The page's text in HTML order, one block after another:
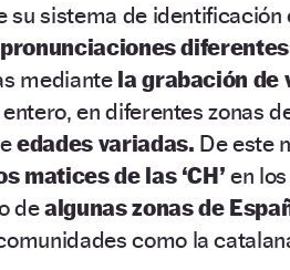
su sistema de identificación
diferentes
mediantela grabación de
en diferentes zonas
edades variadas. De este
matices de las ‘CH’ en
dealgunas zonas de
como la